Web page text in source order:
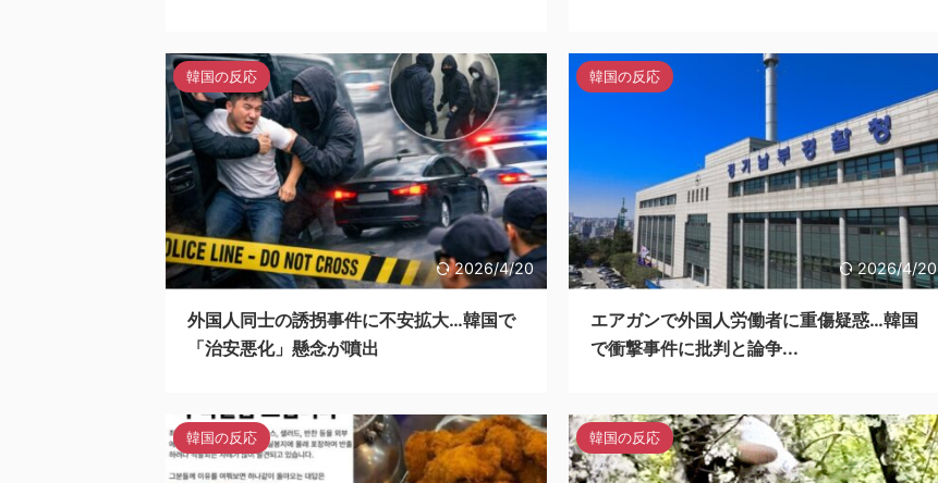
2026/4/20
韓国の反応
外国人同士の誘拐事件に不安拡大…韓国で
「治安悪化」懸念が噴出
2026/4/20
韓国の反応
エアガンで外国人労働者に重傷疑惑…韓国
で衝撃事件に批判と論争...
韓国の反応 韓国の反応